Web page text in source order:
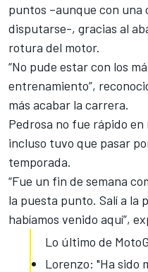
puntos –aunque con una
disputarse-, gracias al
rotura del motor.
“No pude estar con los
entrenamiento”,
más acabar la carrera.
Pedrosa no fue rápido
incluso tuvo que pasar
temporada.
“Fue un fin de semana
la puesta punto. Salí a la
habíamos venido aquí”,
Lo último de
Lorenzo: "Ha sido